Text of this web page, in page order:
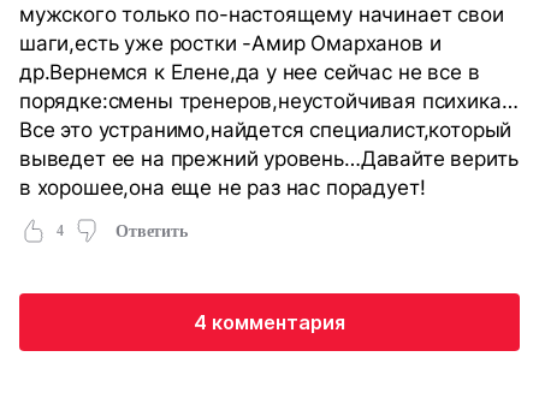
мужского только по-настоящему начинает свои
шаги,есть уже ростки -Амир Омарханов и
др.Вернемся к Елене,да у нее сейчас не все в
порядке:смены тренеров,неустойчивая психика…
Все это устранимо,найдется специалист,который
выведет ее на прежний уровень…Давайте верить
в хорошее,она еще не раз нас порадует!
4 Ответить
4 комментария